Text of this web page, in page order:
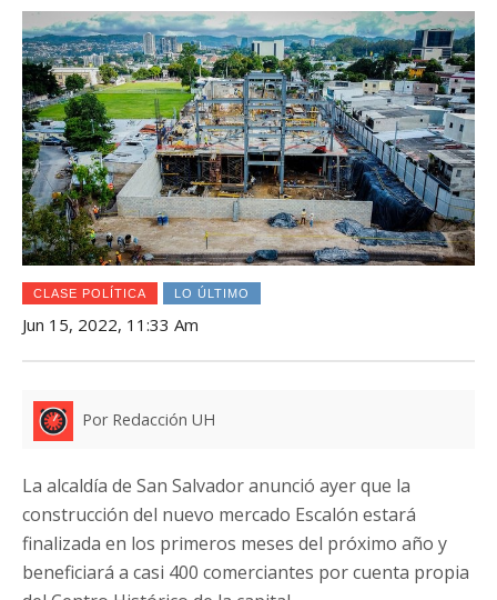
CLASE POLÍTICA LO ÚLTIMO
Jun 15, 2022, 11:33 Am
Por Redacción UH
La alcaldía de San Salvador anunció ayer que la
construcción del nuevo mercado Escalón estará
finalizada en los primeros meses del próximo año y
beneficiará a casi 400 comerciantes por cuenta propia